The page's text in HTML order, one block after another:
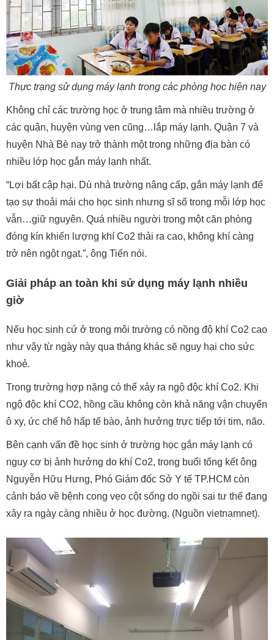
Thực trạng sử dụng máy lạnh trong các phòng học hiện nay
Không chỉ các trường học ở trung tâm mà nhiều trường ở
các quận, huyện vùng ven cũng…lắp máy lạnh. Quận 7 và
huyện Nhà Bè nay trở thành một trong những địa bàn có
nhiều lớp học gắn máy lạnh nhất.
“Lợi bất cập hại. Dù nhà trường nâng cấp, gắn máy lạnh để
tạo sự thoải mái cho học sinh nhưng sĩ số trong mỗi lớp học
vẫn…giữ nguyên. Quá nhiều người trong một căn phòng
đóng kín khiến lượng khí Co2 thải ra cao, không khí càng
trở nên ngột ngạt.”, ông Tiến nói.
Giải pháp an toàn khi sử dụng máy lạnh nhiều
giờ
Nếu học sinh cứ ở trong môi trường có nồng độ khí Co2 cao
như vậy từ ngày này qua tháng khác sẽ nguy hại cho sức
khoẻ.
Trong trường hợp nặng có thể xảy ra ngộ độc khí Co2. Khi
ngộ độc khí CO2, hồng cầu không còn khả năng vận chuyển
ô xy, ức chế hô hấp tế bào, ảnh hưởng trực tiếp tới tim, não.
Bên cạnh vấn đề học sinh ở trường học gắn máy lạnh có
nguy cơ bị ảnh hưởng do khí Co2, trong buổi tổng kết ông
Nguyễn Hữu Hưng, Phó Giám đốc Sở Y tế TP.HCM còn
cảnh báo về bệnh cong vẹo cột sống do ngồi sai tư thế đang
xảy ra ngày càng nhiều ở học đường. (Nguồn vietnamnet).